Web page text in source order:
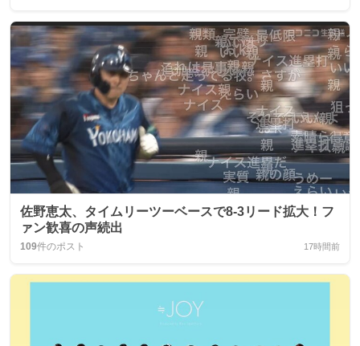
佐野恵太、タイムリーツーベースで8-3リード拡大！フ
ァン歓喜の声続出
109件のポスト 17時間前